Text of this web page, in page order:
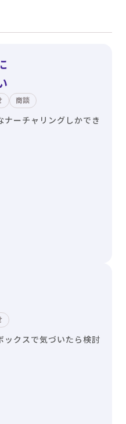
商談
ーチャリングしかでき
ックスで気づいたら検討